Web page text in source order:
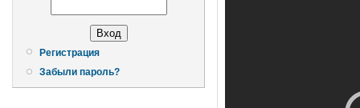
Регистрация
Забыли пароль?